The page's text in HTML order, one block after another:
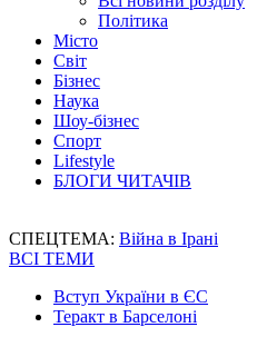
Політика
Місто
Світ
Бізнес
Наука
Шоу-бізнес
Спорт
Lifestyle
БЛОГИ ЧИТАЧІВ
СПЕЦТЕМА: Війна в Ірані
ВСІ ТЕМИ
Вступ України в ЄС
Теракт в Барселоні